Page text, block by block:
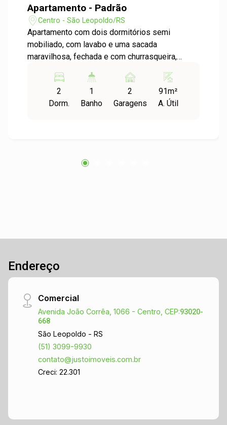
Apartamento - Padrão
Centro - São Leopoldo/RS
Apartamento com dois dormitórios semi
mobiliado, com lavabo e uma sacada
maravilhosa, fechada e com churrasqueira,
do dia. A área de serviço é prática e funcional, e
o imóvel ainda conta com duas vagas de
garagens, garantindo todo o conforto que você
2
Dorm.
1
Banho
2
Garagens
91m²
A. Útil
Endereço
Comercial
Avenida João Corrêa, 1066 - Centro, CEP:93020-
668
São Leopoldo - RS
(51) 3099-9930
contato@justoimoveis.com.br
Creci: 22.301